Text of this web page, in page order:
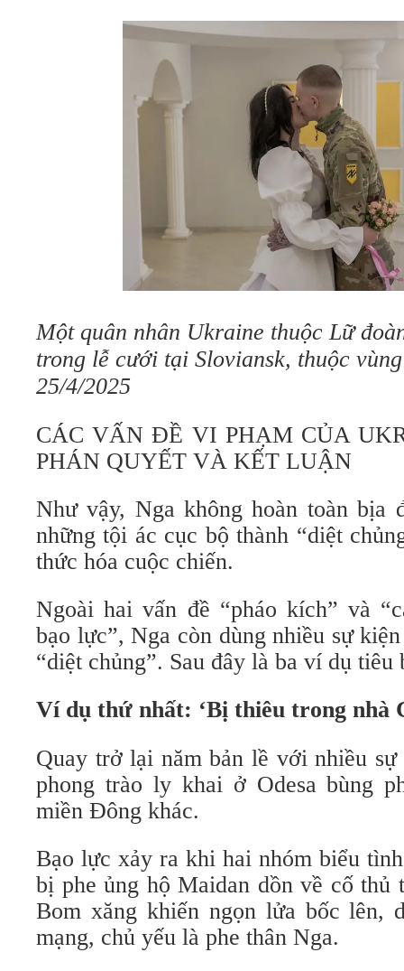
Một quân nhân Ukraine thuộc Lữ
trong lễ cưới tại Sloviansk, thuộc
25/4/2025
CÁC VẤN ĐỀ VI PHẠM CỦA
PHÁN QUYẾT VÀ KẾT LUẬN
Như vậy, Nga không hoàn toàn bịa
những tội ác cục bộ thành “diệt
thức hóa cuộc chiến.
Ngoài hai vấn đề “pháo kích” và
bạo lực”, Nga còn dùng nhiều sự
“diệt chủng”. Sau đây là ba ví dụ tiêu
Ví dụ thứ nhất: ‘Bị thiêu trong nhà
Quay trở lại năm bản lề với nhiều sự
phong trào ly khai ở Odesa bùng
miền Đông khác.
Bạo lực xảy ra khi hai nhóm biểu
bị phe ủng hộ Maidan dồn về cố thủ
Bom xăng khiến ngọn lửa bốc lên,
mạng, chủ yếu là phe thân Nga.